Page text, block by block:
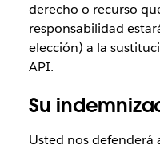
derecho o recurso
responsabilidad
elección) a la
API.
Su
Usted nos defenderá